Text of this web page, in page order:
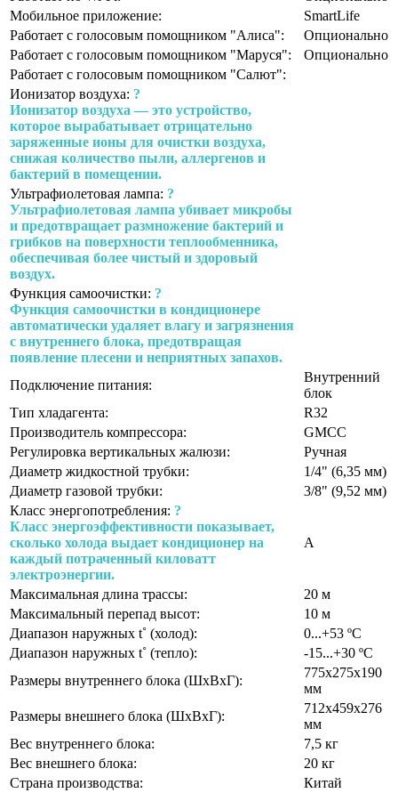
Мобильное приложение:
SmartLife
Работает с голосовым помощником "Алиса":
Опционально
Работает с голосовым помощником "Маруся":
Опционально
Работает с голосовым помощником "Салют":
Ионизатор воздуха: ?
Ионизатор воздуха — это устройство,
которое вырабатывает отрицательно
заряженные ионы для очистки воздуха,
снижая количество пыли, аллергенов и
бактерий в помещении.
Ультрафиолетовая лампа: ?
Ультрафиолетовая лампа убивает микробы
и предотвращает размножение бактерий и
грибков на поверхности теплообменника,
обеспечивая более чистый и здоровый
воздух.
Функция самоочистки: ?
Функция самоочистки в кондиционере
автоматически удаляет влагу и загрязнения
с внутреннего блока, предотвращая
появление плесени и неприятных запахов.
Подключение питания:
Внутренний
блок
Тип хладагента:
R32
Производитель компрессора:
GMCC
Регулировка вертикальных жалюзи:
Ручная
Диаметр жидкостной трубки:
1/4" (6,35 мм)
Диаметр газовой трубки:
3/8" (9,52 мм)
Класс энергопотребления: ?
Класс энергоэффективности показывает,
сколько холода выдает кондиционер на
каждый потраченный киловатт
электроэнергии.
A
Максимальная длина трассы:
20 м
Максимальный перепад высот:
10 м
Диапазон наружных t˚ (холод):
0...+53 ºС
Диапазон наружных t˚ (тепло):
-15...+30 ºС
Размеры внутреннего блока (ШхВхГ):
775x275x190
мм
Размеры внешнего блока (ШхВхГ):
712х459х276
мм
Вес внутреннего блока:
7,5 кг
Вес внешнего блока:
20 кг
Страна производства:
Китай